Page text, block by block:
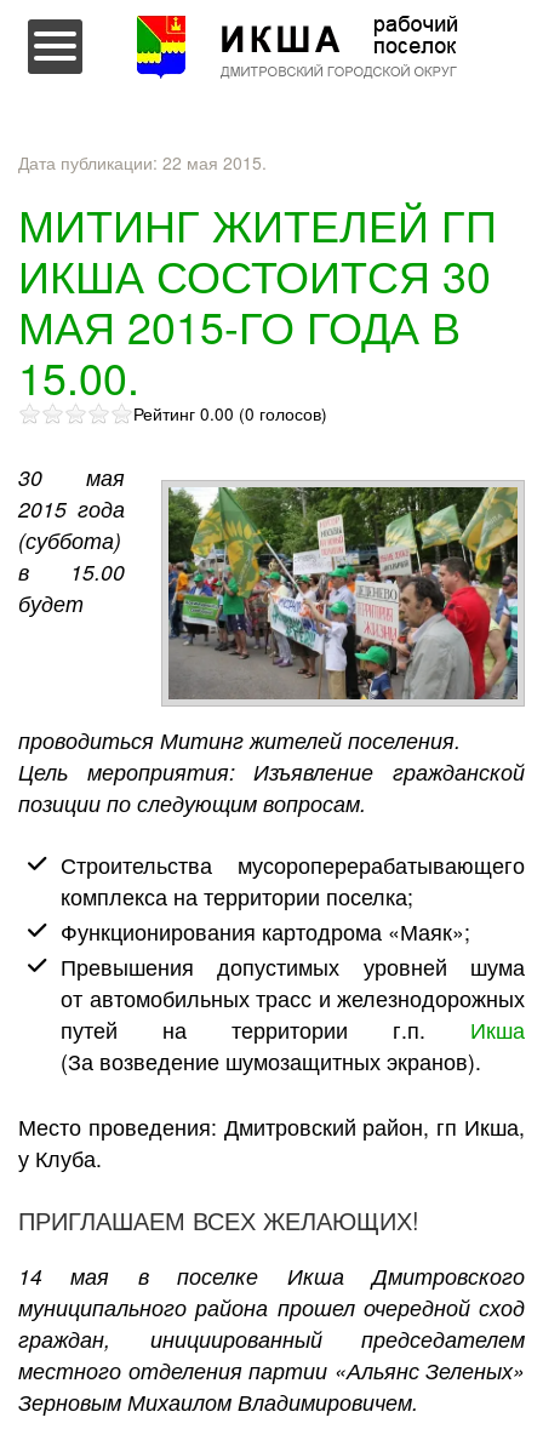
Перейти к содержимому
Дата публикации: 22 мая 2015.
МИТИНГ ЖИТЕЛЕЙ ГП
ИКША СОСТОИТСЯ 30
МАЯ 2015-ГО ГОДА В
15.00.
Рейтинг 0.00 (0 голосов)
30 мая
2015 года
(суббота)
в 15.00
будет
проводиться Митинг жителей поселения.
Цель мероприятия: Изъявление гражданской
позиции по следующим вопросам.
Строительства мусороперерабатывающего
комплекса на территории поселка;
Функционирования картодрома «Маяк»;
Превышения допустимых уровней шума
от автомобильных трасс и железнодорожных
путей на территории г.п. Икша
(За возведение шумозащитных экранов).
Место проведения: Дмитровский район, гп Икша,
у Клуба.
ПРИГЛАШАЕМ ВСЕХ ЖЕЛАЮЩИХ!
14 мая в поселке Икша Дмитровского
муниципального района прошел очередной сход
граждан, инициированный председателем
местного отделения партии «Альянс Зеленых»
Зерновым Михаилом Владимировичем.